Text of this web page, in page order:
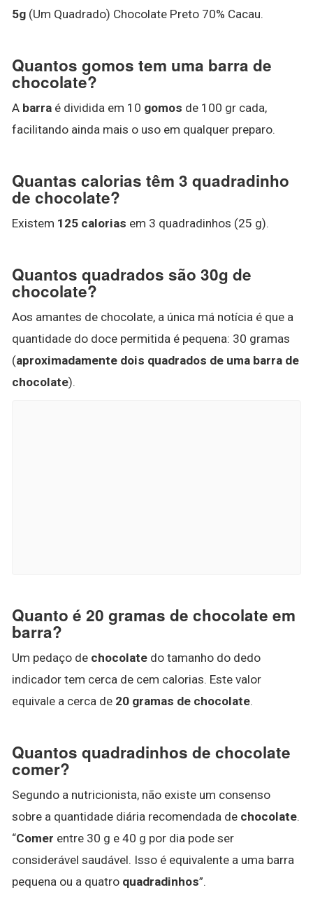
5g (Um Quadrado) Chocolate Preto 70% Cacau.
Quantos gomos tem uma barra de
chocolate?
A barra é dividida em 10 gomos de 100 gr cada,
facilitando ainda mais o uso em qualquer preparo.
Quantas calorias têm 3 quadradinho
de chocolate?
Existem 125 calorias em 3 quadradinhos (25 g).
Quantos quadrados são 30g de
chocolate?
Aos amantes de chocolate, a única má notícia é que a
quantidade do doce permitida é pequena: 30 gramas
(aproximadamente dois quadrados de uma barra de
chocolate).
Quanto é 20 gramas de chocolate em
barra?
Um pedaço de chocolate do tamanho do dedo
indicador tem cerca de cem calorias. Este valor
equivale a cerca de 20 gramas de chocolate.
Quantos quadradinhos de chocolate
comer?
Segundo a nutricionista, não existe um consenso
sobre a quantidade diária recomendada de chocolate.
“Comer entre 30 g e 40 g por dia pode ser
considerável saudável. Isso é equivalente a uma barra
pequena ou a quatro quadradinhos”.